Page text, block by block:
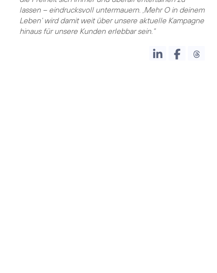
lassen – eindrucksvoll untermauern. ‚Mehr O in deinem
Leben‘ wird damit weit über unsere aktuelle Kampagne
hinaus für unsere Kunden erlebbar sein.“